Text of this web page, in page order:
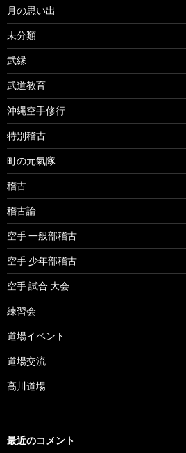
月の思い出
未分類
武縁
武道教育
沖縄空手修行
特別稽古
町の元氣隊
稽古
稽古論
空手 一般部稽古
空手 少年部稽古
空手 試合 大会
練習会
道場イベント
道場交流
高川道場
最近のコメント